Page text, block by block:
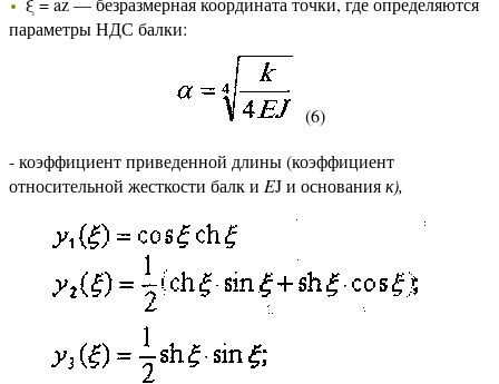
параметры НДС балки:
(6)
- коэффициент приведенной длины (коэффициент
относительной жесткости балк и EJ и основанияк),